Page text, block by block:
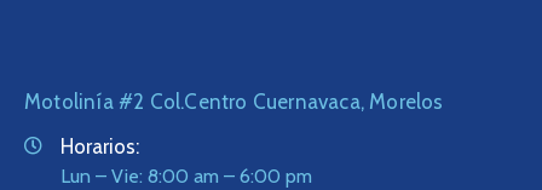
Motolinía #2 Col.Centro Cuernavaca, Morelos
Horarios:
Lun – Vie: 8:00 am – 6:00 pm